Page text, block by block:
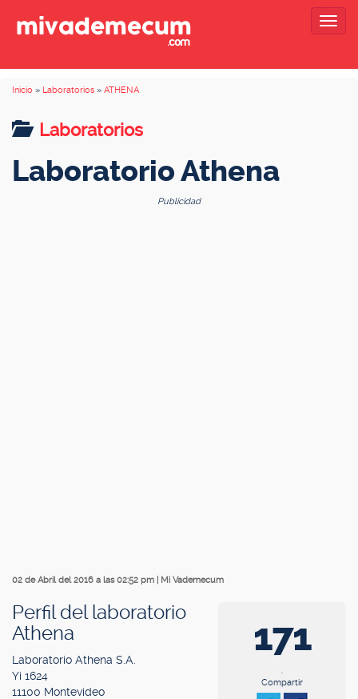
Inicio » Laboratorios » ATHENA
Laboratorios
Laboratorio Athena
Publicidad
02 de Abril del 2016 a las 02:52 pm Mi Vademecum
171
.
Compartir
Perfil del laboratorio
Athena
Laboratorio Athena S.A.
Yi 1624
11100 Montevideo